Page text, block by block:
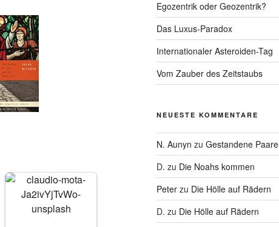
Egozentrik oder Geozentrik?
Das Luxus-Paradox
Internationaler Asteroiden-Tag
Vom Zauber des Zeitstaubs
NEUESTE KOMMENTARE
N. Aunyn zu Gestandene Paare
D. zu Die Noahs kommen
Peterzu Die Hölle auf Rädern
D. zu Die Hölle auf Rädern